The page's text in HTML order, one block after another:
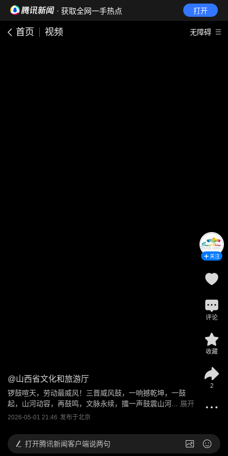
· 获取全网一手热点 打开
首页 视频 无障碍
@山西省文化和旅游厅
锣鼓喧天，劳动最威风！三晋威风鼓，一响撼乾坤，一鼓
起，山河动容，再鼓鸣，文脉永续，擂一声鼓震山河...
展开
2026-05-01 21:46 发布于北京
关注
评论
收藏
2
打开腾讯新闻客户端说两句